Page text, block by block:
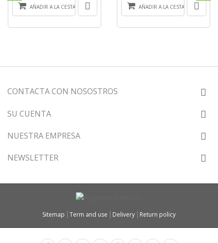
AÑADIR A LA CESTA AÑADIR A LA CESTA
CONTACTA CON NOSOSTROS
SU CUENTA
NUESTRA EMPRESA
NEWSLETTER
Sitemap Term and use Delivery Return policy